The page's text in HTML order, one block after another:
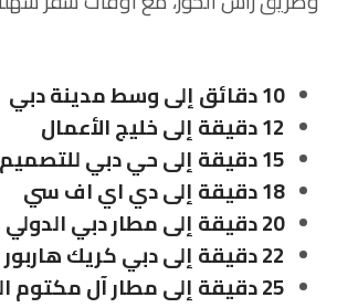
10 دقائق إلى وسط مدينة دبي
12 دقيقة إلى خليج الأعمال
15 دقيقة إلى حي دبي للتصميم
18 دقيقة إلى دي اي اف سي
20 دقيقة إلى مطار دبي الدولي
22 دقيقة إلى دبي كريك هاربور
25 دقيقة إلى مطار آل مكتوم الدولي